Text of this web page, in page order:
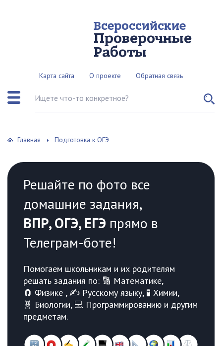
Всероссийские
Проверочные
Работы
Карта сайта О проекте Обратная связь
Поиск по сайту
Главная Подготовка к ОГЭ
Решайте по фото все
домашние задания,
ВПР, ОГЭ, ЕГЭ прямо в
Телеграм-боте!
Помогаем школьникам и их родителям
решать задания по: 🔢 Математике,
🧲 Физике , ✍️ Русскому языку, 🧪 Химии,
🧬 Биологии, 💻 Программированию и другим
предметам.